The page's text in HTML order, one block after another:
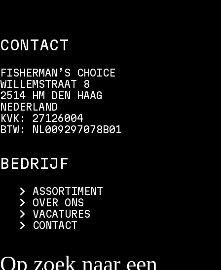
CONTACT
FISHERMAN’S CHOICE
WILLEMSTRAAT 8
2514 HM DEN HAAG
NEDERLAND
KVK: 27126004
BTW: NL009297078B01
BEDRIJF
ASSORTIMENT
OVER ONS
VACATURES
CONTACT
Op zoek naar een